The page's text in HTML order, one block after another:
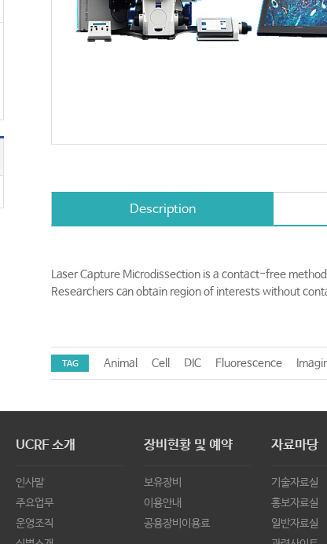
Description
Laser Capture Microdissection is a contact-free
Researchers can obtain region of interests without
TAG Animal Cell DIC Fluorescence
UCRF 소개
인사말
주요업무
운영조직
장비현황 및 예약
보유장비
이용안내
공용장비이용료
자료마당
기술자료실
홍보자료실
일반자료실